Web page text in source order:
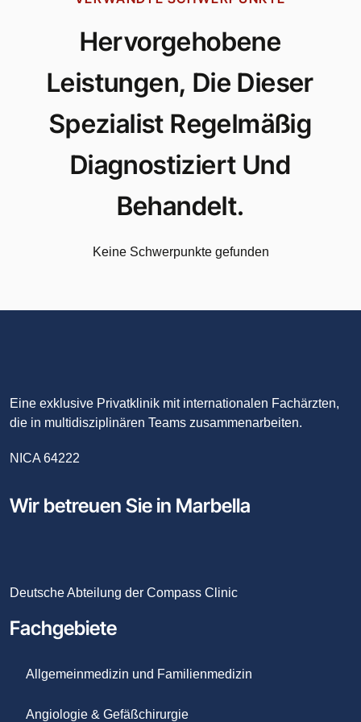
Hervorgehobene
Leistungen, Die Dieser
Spezialist Regelmäßig
Diagnostiziert Und
Behandelt.
Keine Schwerpunkte gefunden
Eine exklusive Privatklinik mit internationalen Fachärzten,
die in multidisziplinären Teams zusammenarbeiten.
NICA 64222
Wir betreuen Sie in Marbella
Deutsche Abteilung der Compass Clinic
Fachgebiete
Allgemeinmedizin und Familienmedizin
Angiologie & Gefäßchirurgie